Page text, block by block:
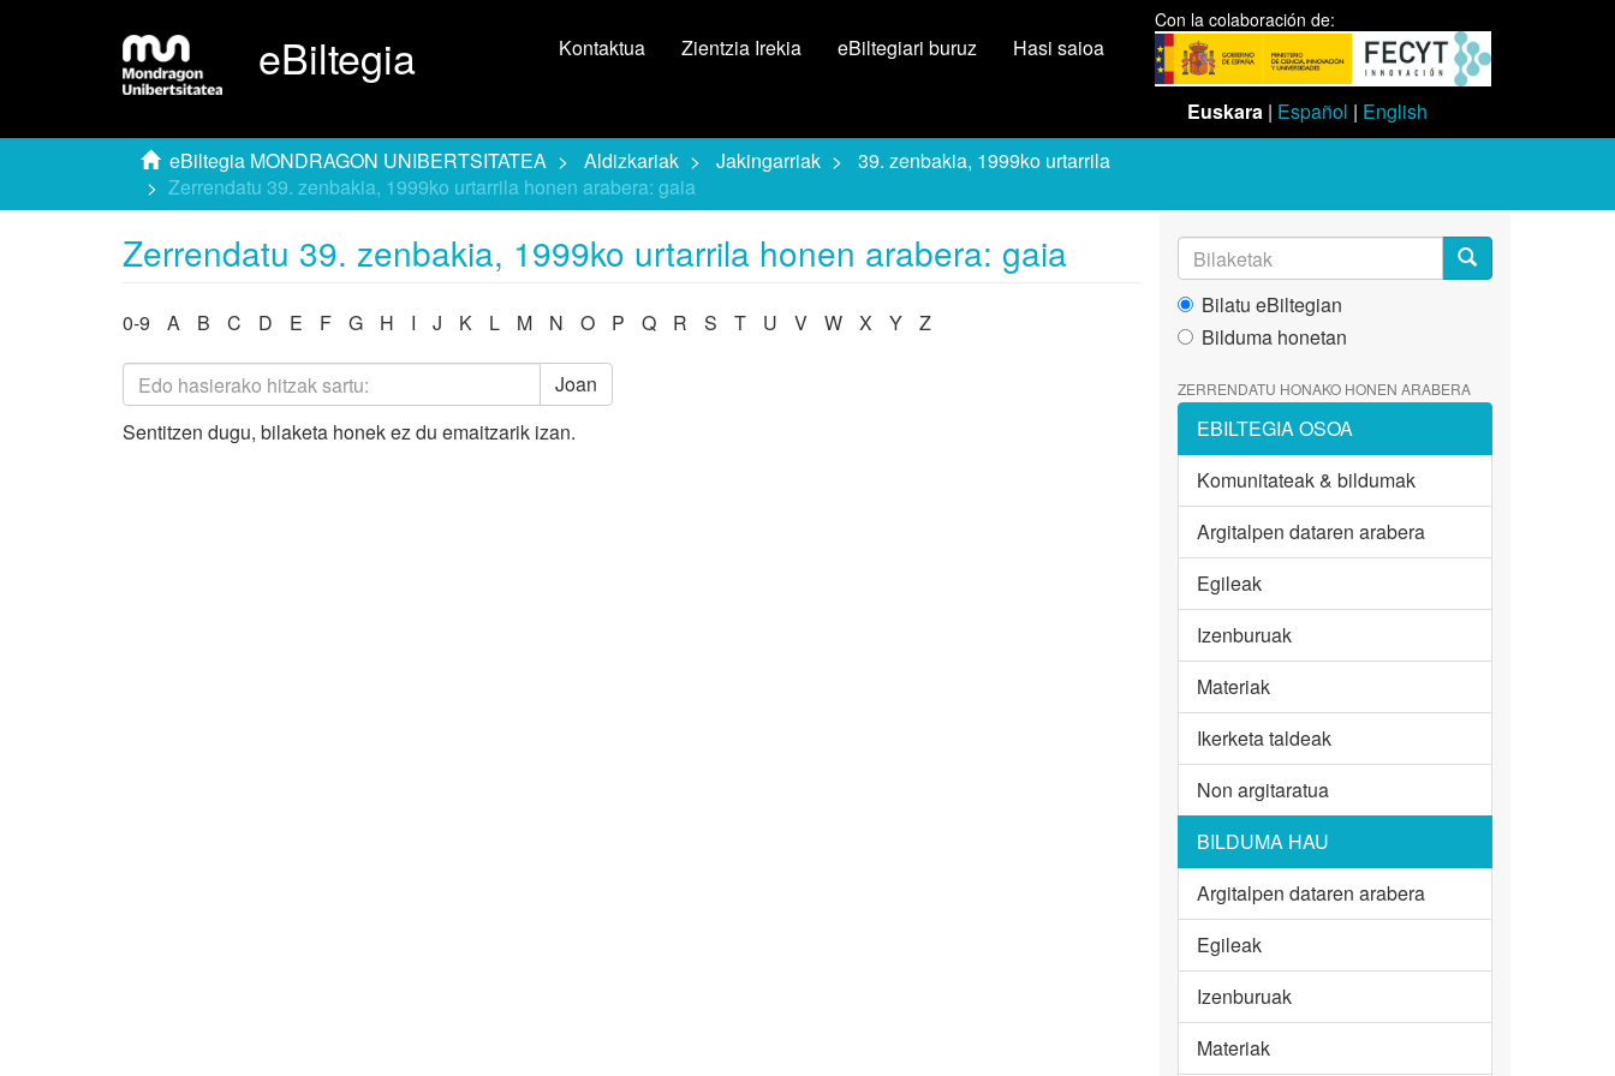
eBiltegia
Con la colaboración de:
Euskara | Español | English
Kontaktua Zientzia Irekia eBiltegiari buruz Hasi saioa
eBiltegia MONDRAGON UNIBERTSITATEA Aldizkariak Jakingarriak
39. zenbakia, 1999ko urtarrila
Zerrendatu 39. zenbakia, 1999ko urtarrila honen arabera: gaia
Zerrendatu 39. zenbakia, 1999ko urtarrila honen arabera: gaia
0-9 A B C D E F G H I J K L M N O P Q R S T U V W X Y Z
Joan
Sentitzen dugu, bilaketa honek ez du emaitzarik izan.
Bilatu eBiltegian
Bilduma honetan
ZERRENDATU HONAKO HONEN ARABERA
EBILTEGIA OSOA
Komunitateak & bildumak
Argitalpen dataren arabera
Egileak
Izenburuak
Materiak
Ikerketa taldeak
Non argitaratua
BILDUMA HAU
Argitalpen dataren arabera
Egileak
Izenburuak
Materiak